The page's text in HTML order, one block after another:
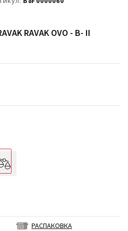
RAVAK OVO - B- II
РАСПАКОВКА